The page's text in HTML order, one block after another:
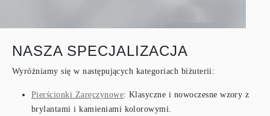
NASZA SPECJALIZACJA
Wyróżniamy się w następujących kategoriach biżuterii:
Pierścionki Zaręczynowe: Klasyczne i nowoczesne wzory z
brylantami i kamieniami kolorowymi.